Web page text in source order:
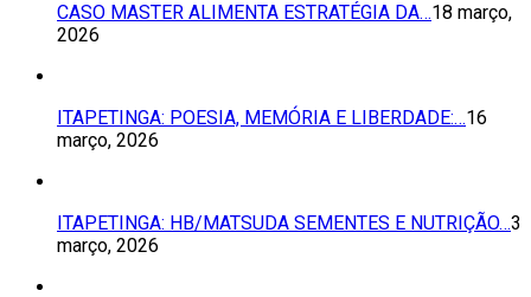
CASO MASTER ALIMENTA ESTRATÉGIA DA…18 março,
2026
ITAPETINGA: POESIA, MEMÓRIA E LIBERDADE:…16
março, 2026
ITAPETINGA: HB/MATSUDA SEMENTES E NUTRIÇÃO…3
março, 2026